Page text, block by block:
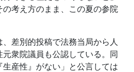
考え方のまま、この夏の参院
差別的投稿で法務当局から人
衆院議員も公認している。同
産性』がない」と公言しては